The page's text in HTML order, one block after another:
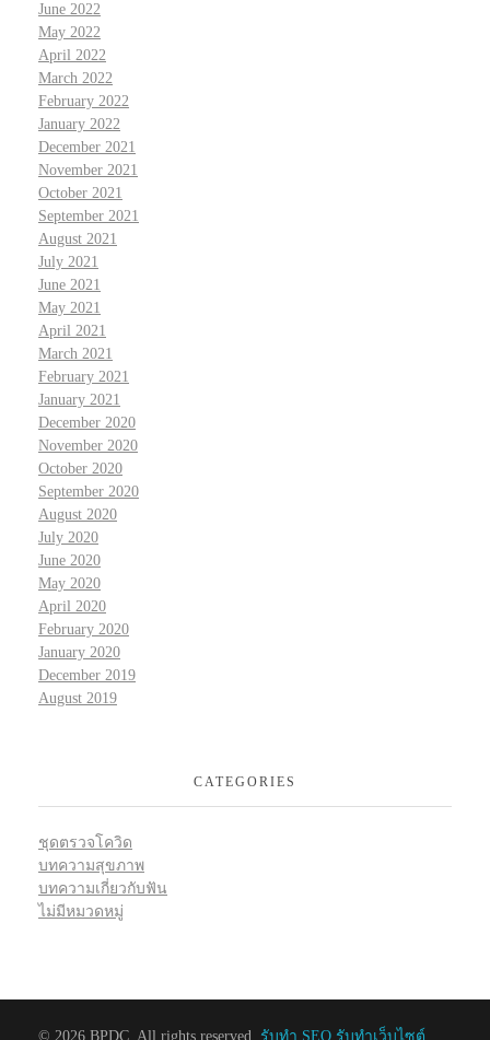
June 2022
May 2022
April 2022
March 2022
February 2022
January 2022
December 2021
November 2021
October 2021
September 2021
August 2021
July 2021
June 2021
May 2021
April 2021
March 2021
February 2021
January 2021
December 2020
November 2020
October 2020
September 2020
August 2020
July 2020
June 2020
May 2020
April 2020
February 2020
January 2020
December 2019
August 2019
CATEGORIES
ชุดตรวจโควิด
บทความสุขภาพ
บทความเกี่ยวกับฟัน
ไม่มีหมวดหมู่
© 2026 BPDC. All rights reserved. รับทำ SEO รับทำเว็บไซต์